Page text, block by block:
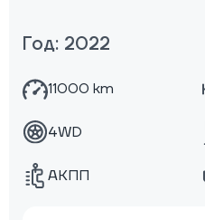
Год: 2022
11000 km
4WD
АКПП